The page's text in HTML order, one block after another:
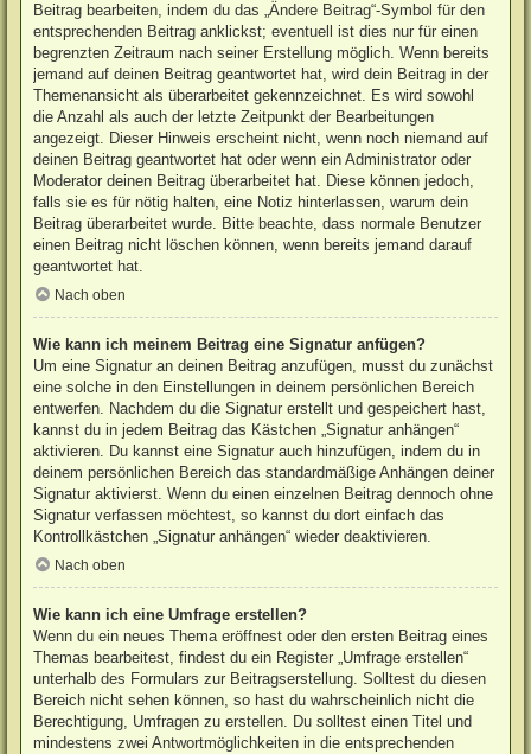
Beitrag bearbeiten, indem du das „Ändere Beitrag“-Symbol für den
entsprechenden Beitrag anklickst; eventuell ist dies nur für einen
begrenzten Zeitraum nach seiner Erstellung möglich. Wenn bereits
jemand auf deinen Beitrag geantwortet hat, wird dein Beitrag in der
Themenansicht als überarbeitet gekennzeichnet. Es wird sowohl
die Anzahl als auch der letzte Zeitpunkt der Bearbeitungen
angezeigt. Dieser Hinweis erscheint nicht, wenn noch niemand auf
deinen Beitrag geantwortet hat oder wenn ein Administrator oder
Moderator deinen Beitrag überarbeitet hat. Diese können jedoch,
falls sie es für nötig halten, eine Notiz hinterlassen, warum dein
Beitrag überarbeitet wurde. Bitte beachte, dass normale Benutzer
einen Beitrag nicht löschen können, wenn bereits jemand darauf
geantwortet hat.
Nach oben
Wie kann ich meinem Beitrag eine Signatur anfügen?
Um eine Signatur an deinen Beitrag anzufügen, musst du zunächst
eine solche in den Einstellungen in deinem persönlichen Bereich
entwerfen. Nachdem du die Signatur erstellt und gespeichert hast,
kannst du in jedem Beitrag das Kästchen „Signatur anhängen“
aktivieren. Du kannst eine Signatur auch hinzufügen, indem du in
deinem persönlichen Bereich das standardmäßige Anhängen deiner
Signatur aktivierst. Wenn du einen einzelnen Beitrag dennoch ohne
Signatur verfassen möchtest, so kannst du dort einfach das
Kontrollkästchen „Signatur anhängen“ wieder deaktivieren.
Nach oben
Wie kann ich eine Umfrage erstellen?
Wenn du ein neues Thema eröffnest oder den ersten Beitrag eines
Themas bearbeitest, findest du ein Register „Umfrage erstellen“
unterhalb des Formulars zur Beitragserstellung. Solltest du diesen
Bereich nicht sehen können, so hast du wahrscheinlich nicht die
Berechtigung, Umfragen zu erstellen. Du solltest einen Titel und
mindestens zwei Antwortmöglichkeiten in die entsprechenden